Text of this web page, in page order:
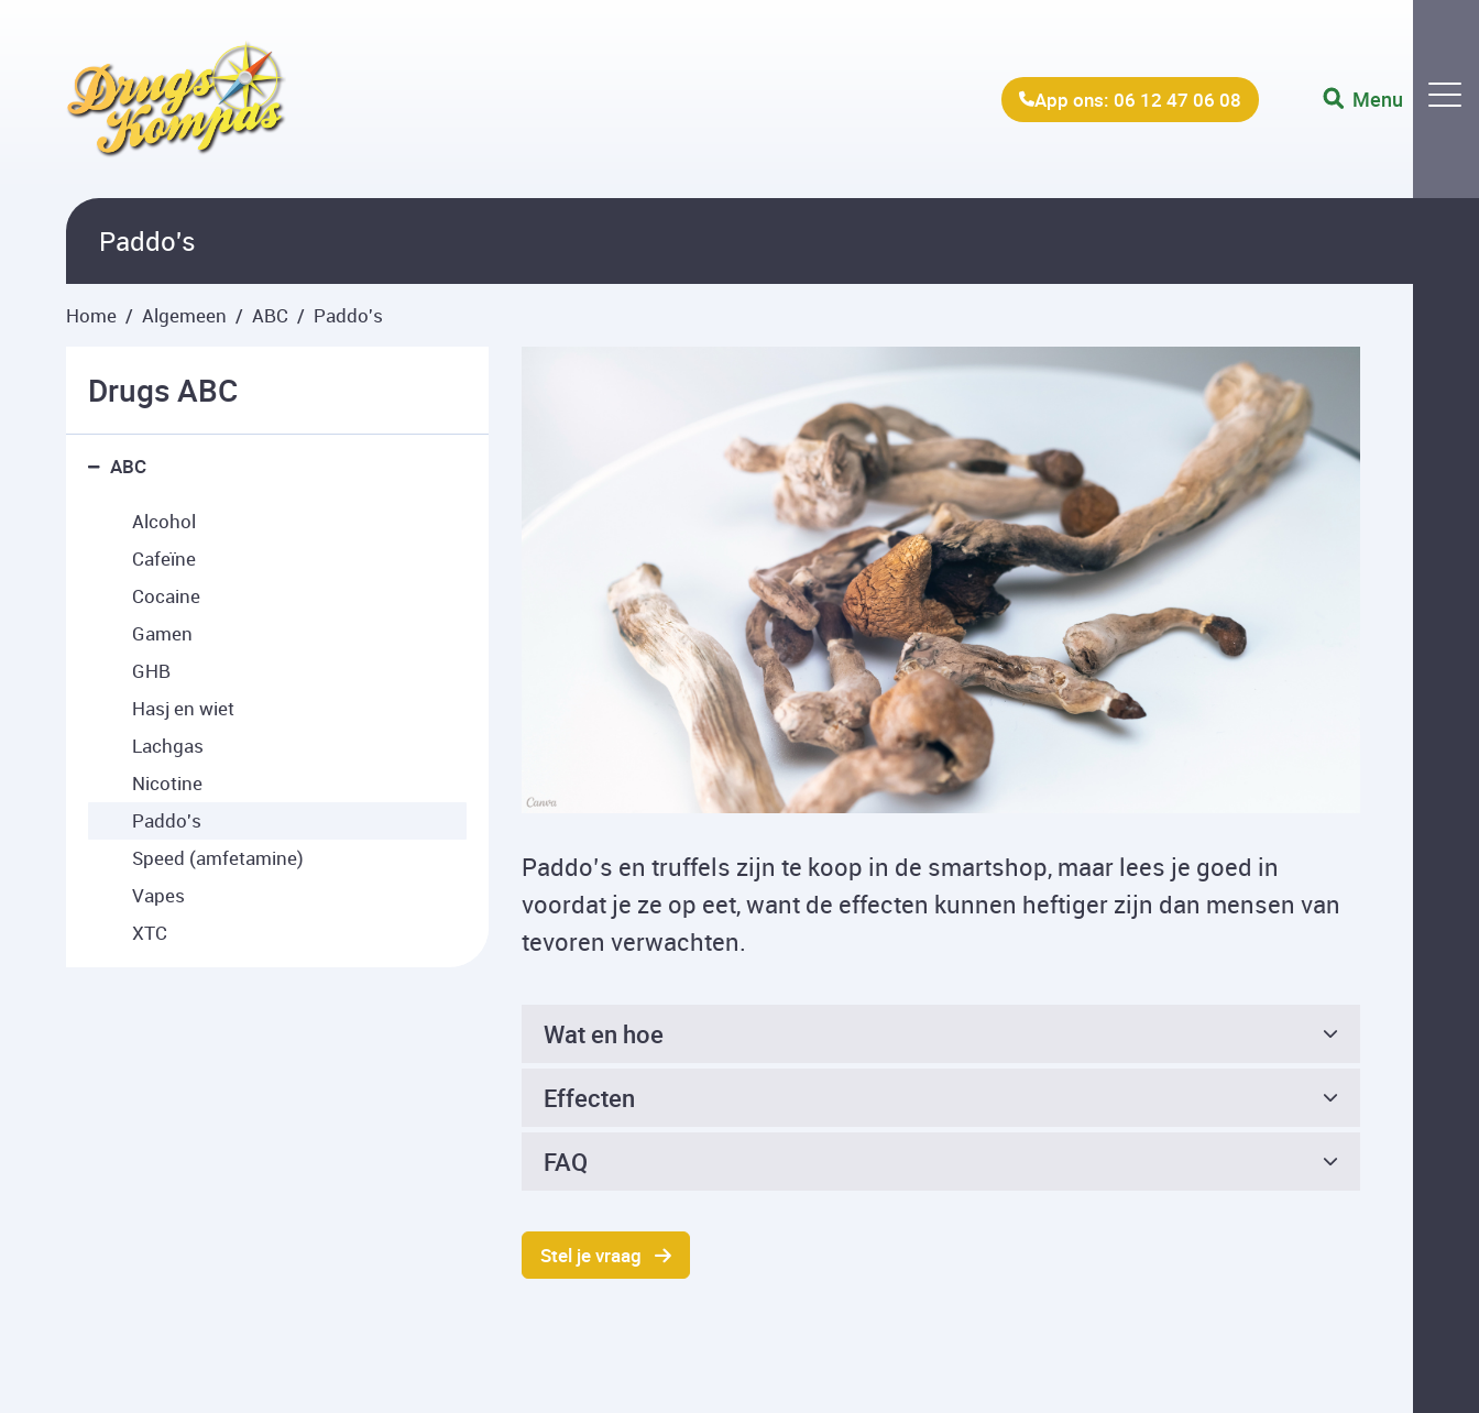
App ons: 06 12 47 06 08 Menu
Paddo's
Home Algemeen ABC Paddo's
Drugs ABC
ABC
Alcohol
Cafeïne
Cocaine
Gamen
GHB
Hasj en wiet
Lachgas
Nicotine
Paddo's
Speed (amfetamine)
Vapes
XTC
Paddo’s en truffels zijn te koop in de smartshop, maar lees je goed in
voordat je ze op eet, want de effecten kunnen heftiger zijn dan mensen van
tevoren verwachten.
Wat en hoe
Effecten
FAQ
Stel je vraag